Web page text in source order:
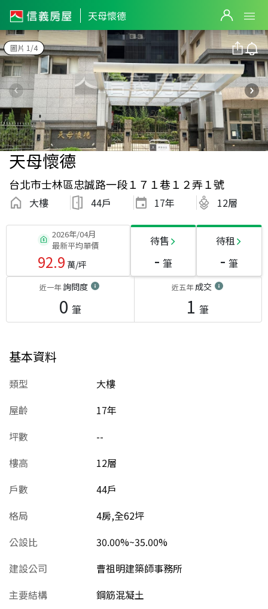
天母懷德
圖片 1/4
天母懷德
台北市士林區忠誠路一段１７１巷１２弄１號
大樓 44戶 17年 12層
2026年/04月
最新平均單價
92.9 萬/坪
待售
- 筆
待租
- 筆
近一年詢問度
0 筆
近五年成交
1 筆
基本資料
類型
大樓
屋齡
17年
坪數
--
樓高
12層
戶數
44戶
格局
4房,全62坪
公設比
30.00%~35.00%
建設公司
曹祖明建築師事務所
主要結構
鋼筋混凝土